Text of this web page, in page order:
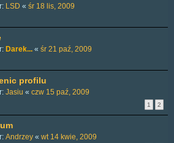
LSD « śr 18 lis, 2009
Darek... « śr 21 paź, 2009
profilu
Jasiu « czw 15 paź, 2009
1 2
Andrzey « wt 14 kwie, 2009